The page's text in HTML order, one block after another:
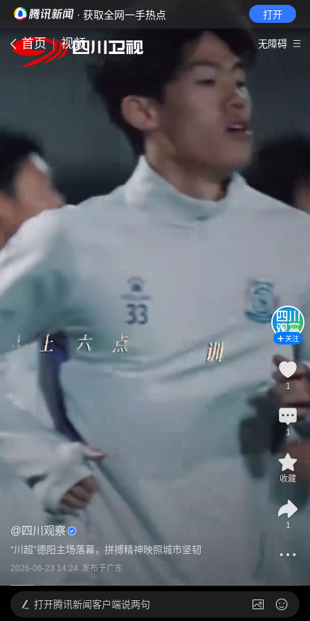
· 获取全网一手热点 打开
首页 视频 无障碍
@四川观察
“川超”德阳主场落幕，拼搏精神映照城市坚韧
2026-06-23 14:24 发布于广东
关注
1
1
收藏
1
打开腾讯新闻客户端说两句